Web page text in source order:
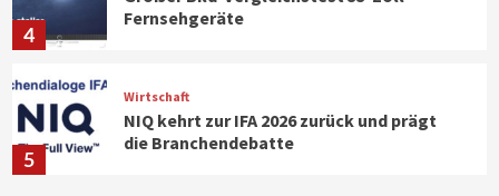
4
Fernsehgeräte
5
Wirtschaft
NIQ kehrt zur IFA 2026 zurück und prägt
die Branchendebatte